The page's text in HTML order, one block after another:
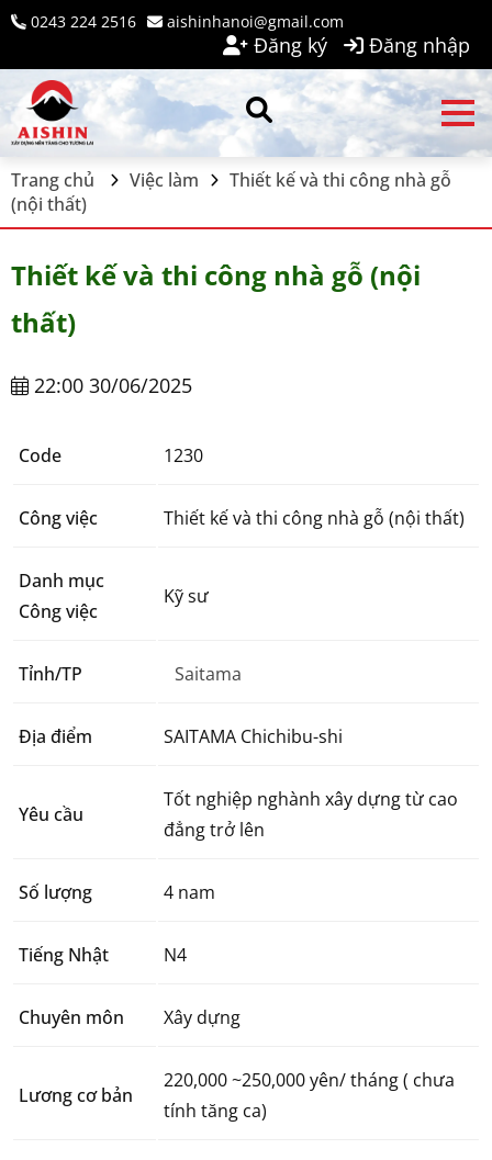
0243 224 2516 aishinhanoi@gmail.com
Đăng ký Đăng nhập
Trang chủ Việc làm
Thiết kế và thi công nhà gỗ
(nội thất)
Thiết kế và thi công nhà gỗ (nội
thất)
22:00 30/06/2025
Code 1230
Công việc Thiết kế và thi công nhà gỗ (nội thất)
Danh mục
Công việc
Kỹ sư
Tỉnh/TP Saitama
Địa điểm SAITAMA Chichibu-shi
Yêu cầu
Tốt nghiệp nghành xây dựng từ cao
đẳng trở lên
Số lượng 4 nam
Tiếng Nhật N4
Chuyên môn Xây dựng
Lương cơ bản
220,000 ~250,000 yên/ tháng ( chưa
tính tăng ca)